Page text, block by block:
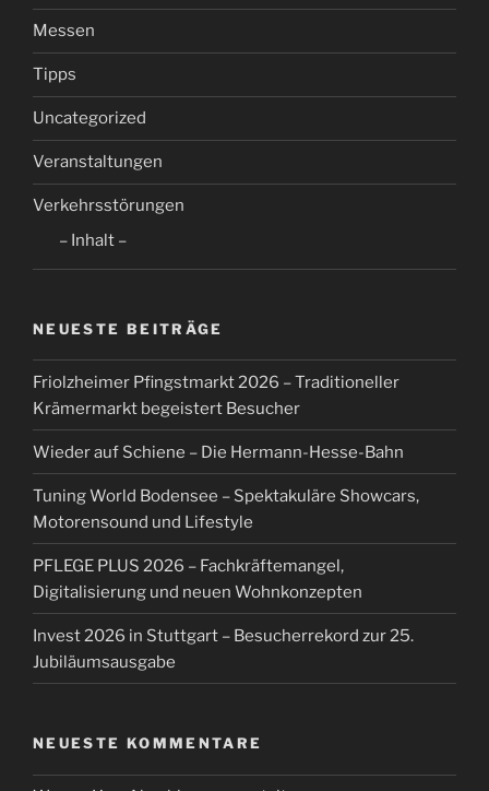
Messen
Tipps
Uncategorized
Veranstaltungen
Verkehrsstörungen
– Inhalt –
NEUESTE BEITRÄGE
Friolzheimer Pfingstmarkt 2026 – Traditioneller
Krämermarkt begeistert Besucher
Wieder auf Schiene – Die Hermann-Hesse-Bahn
Tuning World Bodensee – Spektakuläre Showcars,
Motorensound und Lifestyle
PFLEGE PLUS 2026 – Fachkräftemangel,
Digitalisierung und neuen Wohnkonzepten
Invest 2026 in Stuttgart – Besucherrekord zur 25.
Jubiläumsausgabe
NEUESTE KOMMENTARE